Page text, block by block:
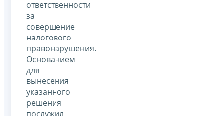
ответственности
за
совершение
налогового
правонарушения.
Основанием
для
вынесения
указанного
решения
послужил